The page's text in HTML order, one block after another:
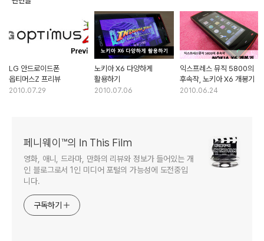
LG 안드로이드폰
옵티머스Z 프리뷰
2010.07.29
노키아 X6 다양하게
활용하기
2010.07.06
익스프레스 뮤직 5800의
후속작, 노키아 X6 개봉기
2010.06.24
페니웨이™의 In This Film
영화, 애니, 드라마, 만화의 리뷰와 정보가 들어있는 개
인 블로그로서 1인 미디어 포털의 가능성에 도전중입
니다.
구독하기